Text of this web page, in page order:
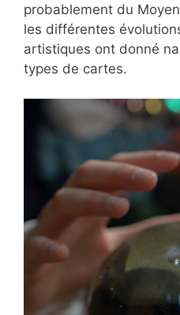
probablement du
les différentes
artistiques ont donné
types de cartes.